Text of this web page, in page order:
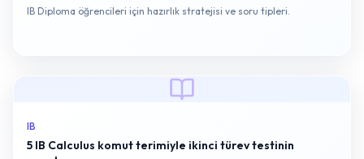
IB Diploma öğrencileri için hazırlık stratejisi ve soru tipleri.
IB
5 IB Calculus komut terimiyle ikinci türev testinin